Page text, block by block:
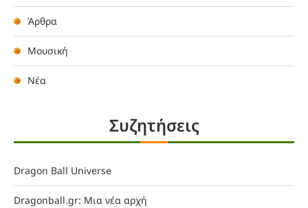
Άρθρα
Μουσική
Νέα
Συζητήσεις
Dragon Ball Universe
Dragonball.gr: Μια νέα αρχή